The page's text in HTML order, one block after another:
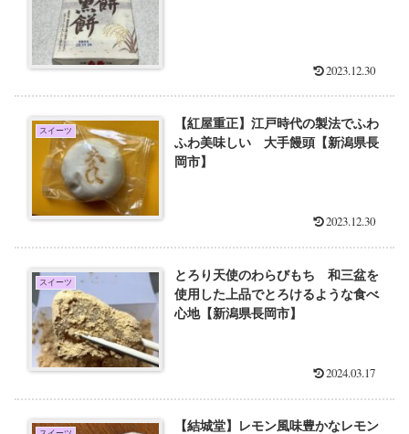
2023.12.30
スイーツ
【紅屋重正】江戸時代の製法でふわ
ふわ美味しい 大手饅頭【新潟県長
岡市】
2023.12.30
スイーツ
とろり天使のわらびもち 和三盆を
使用した上品でとろけるような食べ
心地【新潟県長岡市】
2024.03.17
【結城堂】レモン風味豊かなレモン